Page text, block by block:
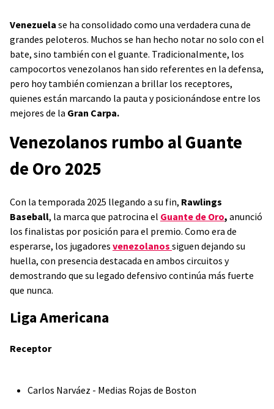
Venezuela se ha consolidado como una verdadera cuna de
grandes peloteros. Muchos se han hecho notar no solo con el
bate, sino también con el guante. Tradicionalmente, los
campocortos venezolanos han sido referentes en la defensa,
pero hoy también comienzan a brillar los receptores,
quienes están marcando la pauta y posicionándose entre los
mejores de la Gran Carpa.
Venezolanos rumbo al Guante
de Oro 2025
Con la temporada 2025 llegando a su fin, Rawlings
Baseball, la marca que patrocina el Guante de Oro, anunció
los finalistas por posición para el premio. Como era de
esperarse, los jugadores venezolanos siguen dejando su
huella, con presencia destacada en ambos circuitos y
demostrando que su legado defensivo continúa más fuerte
que nunca.
Liga Americana
Receptor
Carlos Narváez - Medias Rojas de Boston